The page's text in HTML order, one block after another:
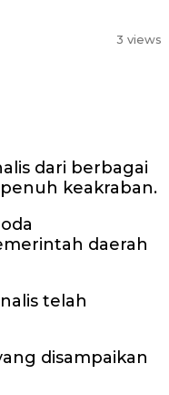
3 views
dari berbagai
keakraban.
daerah
telah
disampaikan